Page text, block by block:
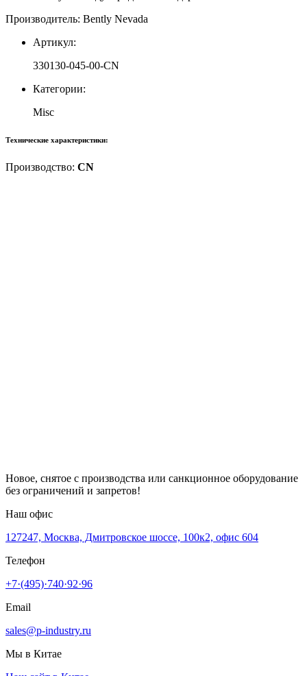
Производитель: Bently Nevada
Артикул:
330130-045-00-CN
Категории:
Misc
Технические характеристики:
Производство: CN
Новое, снятое с производства или санкционное оборудование
без ограничений и запретов!
Наш офис
127247, Москва, Дмитровское шоссе, 100к2, офис 604
Телефон
+7·(495)·740·92·96
Email
sales@p-industry.ru
Мы в Китае